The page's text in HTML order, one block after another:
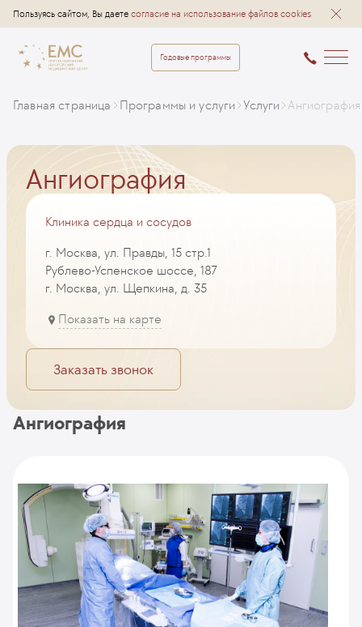
Пользуясь сайтом, Вы даете согласие на использование файлов cookies
Годовые программы
Главная страница Программы и услуги Услуги Ангиография
Ангиография
Клиника сердца и сосудов
г. Москва, ул. Правды, 15 стр.1
Рублево-Успенское шоссе, 187
г. Москва, ул. Щепкина, д. 35
Показать на карте
Заказать звонок
Ангиография